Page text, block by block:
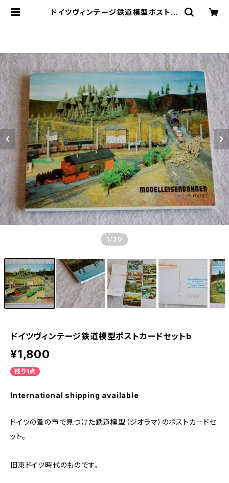
ドイツヴィンテージ鉄道模型ポストカ
1 /20
ドイツヴィンテージ鉄道模型ポストカードセットb
¥1,800
残り1点
International shipping available
ドイツの蚤の市で見つけた鉄道模型（ジオラマ）のポストカードセ
ット。
旧東ドイツ時代のものです。